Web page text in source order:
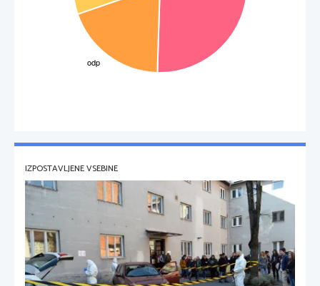
IZPOSTAVLJENE VSEBINE